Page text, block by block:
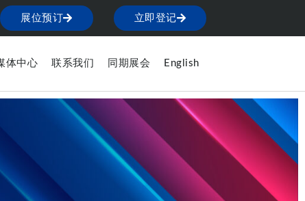
展位预订 立即登记
体中心 联系我们 同期展会 English